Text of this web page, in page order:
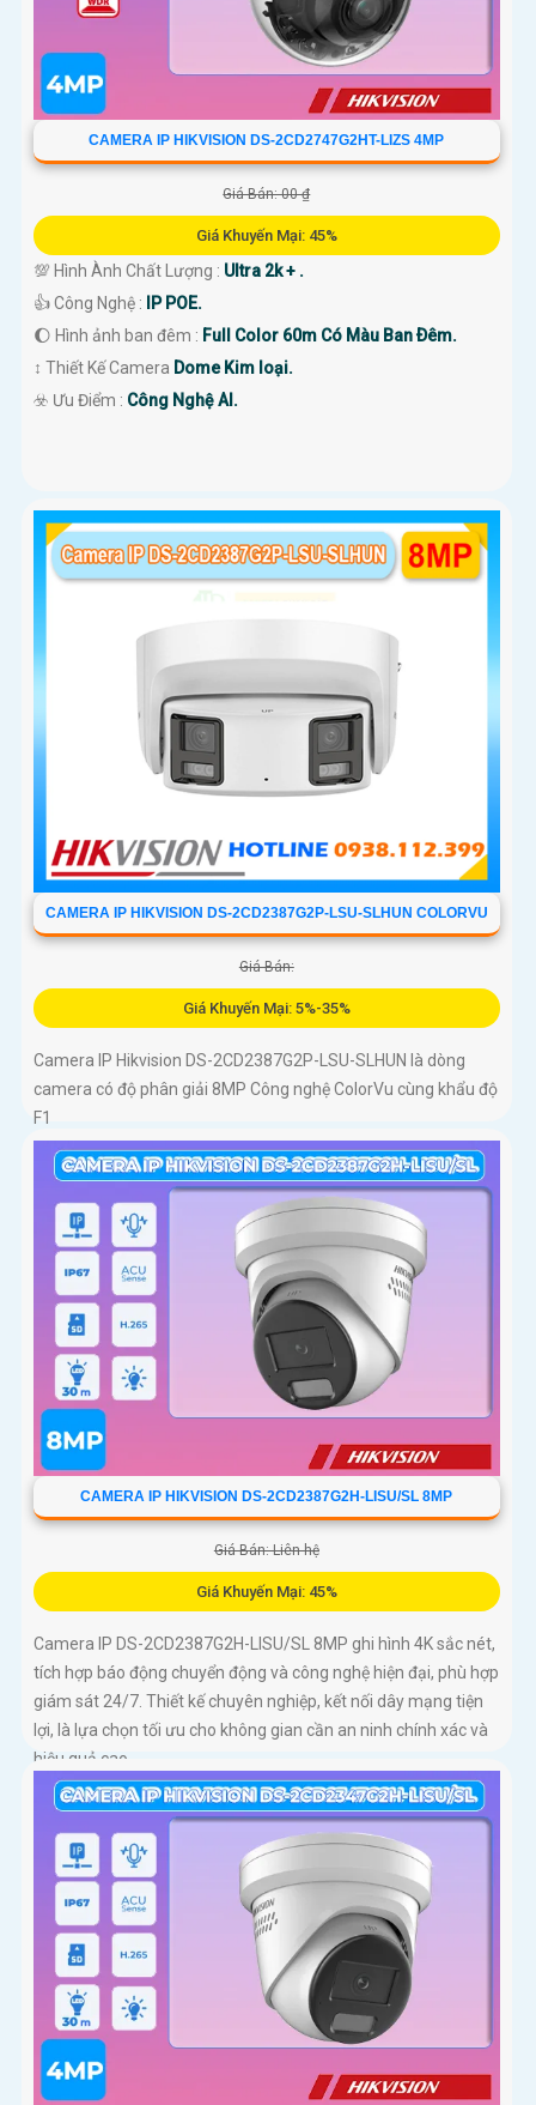
CAMERA IP HIKVISION DS-2CD2747G2HT-LIZS 4MP
Giá Bán: 00 ₫
Giá Khuyến Mại: 45%
💯 Hình Ành Chất Lượng : Ultra 2k + .
👍 Công Nghệ :
IP POE.
🌔 Hình ảnh ban đêm : Full Color 60m Có Màu Ban Ðêm.
↕️ Thiết Kế Camera Dome Kim loại.
️☣️ Ưu Điểm : Công Nghệ AI.
CAMERA IP HIKVISION DS-2CD2387G2P-LSU-SLHUN COLORVU
Giá Bán:
Giá Khuyến Mại: 5%-35%
Camera IP Hikvision DS-2CD2387G2P-LSU-SLHUN là dòng
camera có độ phân giải 8MP Công nghệ ColorVu cùng khẩu độ
F1
CAMERA IP HIKVISION DS-2CD2387G2H-LISU/SL 8MP
Giá Bán: Liên hệ
Giá Khuyến Mại: 45%
Camera IP DS-2CD2387G2H-LISU/SL 8MP ghi hình 4K sắc nét,
tích hợp báo động chuyển động và công nghệ hiện đại, phù hợp
giám sát 24/7. Thiết kế chuyên nghiệp, kết nối dây mạng tiện
lợi, là lựa chọn tối ưu cho không gian cần an ninh chính xác và
hiệu quả cao